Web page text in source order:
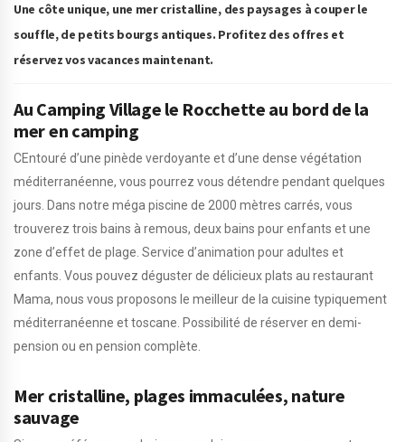
Une côte unique, une mer cristalline, des paysages à couper le
souffle, de petits bourgs antiques. Profitez des offres et
réservez vos vacances maintenant.
Au Camping Village le Rocchette au bord de la
mer en camping
CEntouré d’une pinède verdoyante et d’une dense végétation
méditerranéenne, vous pourrez vous détendre pendant quelques
jours. Dans notre méga piscine de 2000 mètres carrés, vous
trouverez trois bains à remous, deux bains pour enfants et une
zone d’effet de plage. Service d’animation pour adultes et
enfants. Vous pouvez déguster de délicieux plats au restaurant
Mama, nous vous proposons le meilleur de la cuisine typiquement
méditerranéenne et toscane. Possibilité de réserver en demi-
pension ou en pension complète.
Mer cristalline, plages immaculées, nature
sauvage